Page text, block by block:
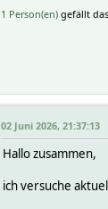
1 Person(en)gefällt
02 Juni 2026, 21:37:13
Hallo zusammen,
ich versuche